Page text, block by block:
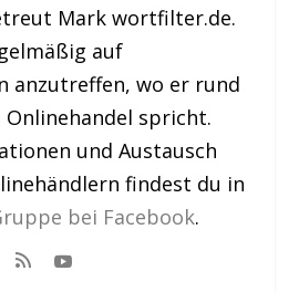
Mark wortfilter.de.
auf
anzutreffen, wo er rund
Onlinehandel spricht.
und Austausch
findest du in
bei Facebook.